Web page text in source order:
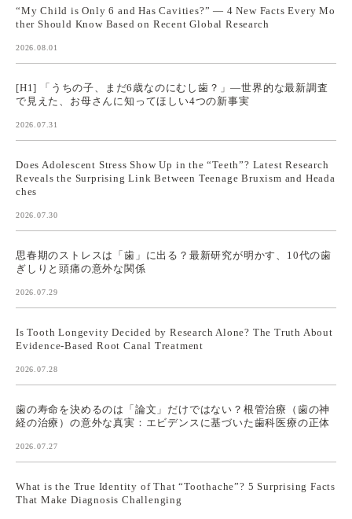
“My Child is Only 6 and Has Cavities?” — 4 New Facts Every Mo
ther Should Know Based on Recent Global Research
2026.08.01
[H1] 「うちの子、まだ6歳なのにむし歯？」—世界的な最新調査
で見えた、お母さんに知ってほしい4つの新事実
2026.07.31
Does Adolescent Stress Show Up in the “Teeth”? Latest Research
Reveals the Surprising Link Between Teenage Bruxism and Heada
ches
2026.07.30
思春期のストレスは「歯」に出る？最新研究が明かす、10代の歯
ぎしりと頭痛の意外な関係
2026.07.29
Is Tooth Longevity Decided by Research Alone? The Truth About
Evidence-Based Root Canal Treatment
2026.07.28
歯の寿命を決めるのは「論文」だけではない？根管治療（歯の神
経の治療）の意外な真実：エビデンスに基づいた歯科医療の正体
2026.07.27
What is the True Identity of That “Toothache”? 5 Surprising Facts
That Make Diagnosis Challenging